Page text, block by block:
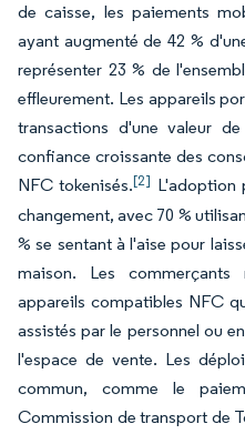
de caisse, les paiements
ayant augmenté de 42 %
représenter 23 % de
effleurement. Les appareils
transactions d'une valeur
confiance croissante des
NFC tokenisés.[2] L'adoption
changement, avec 70 %
% se sentant à l'aise pour
maison. Les
appareils compatibles NFC
assistés par le personnel ou
l'espace de vente. Les
commun, comme le
Commission de transport de